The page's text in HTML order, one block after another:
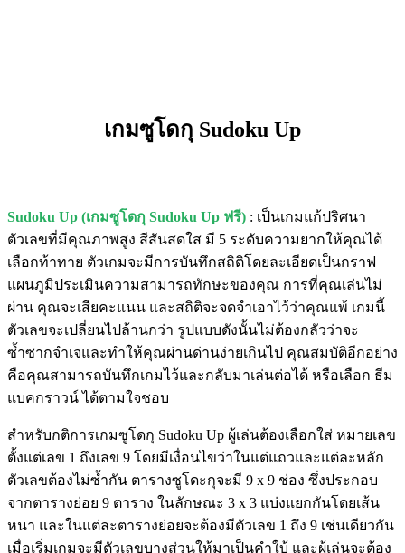
เกมซูโดกุ Sudoku Up
Sudoku Up (เกมซูโดกุ Sudoku Up ฟรี) : เป็นเกมแก้ปริศนา
ตัวเลขที่มีคุณภาพสูง สีสันสดใส มี 5 ระดับความยากให้คุณได้
เลือกท้าทาย ตัวเกมจะมีการบันทึกสถิติโดยละเอียดเป็นกราฟ
แผนภูมิประเมินความสามารถทักษะของคุณ การที่คุณเล่นไม่
ผ่าน คุณจะเสียคะแนน และสถิติจะจดจำเอาไว้ว่าคุณแพ้ เกมนี้
ตัวเลขจะเปลี่ยนไปล้านกว่า รูปแบบดังนั้นไม่ต้องกลัวว่าจะ
ซ้ำซากจำเจและทำให้คุณผ่านด่านง่ายเกินไป คุณสมบัติอีกอย่าง
คือคุณสามารถบันทึกเกมไว้และกลับมาเล่นต่อได้ หรือเลือก ธีม
แบคกราวน์ ได้ตามใจชอบ
สำหรับกติการเกมซูโดกุ Sudoku Up ผู้เล่นต้องเลือกใส่ หมายเลข
ตั้งแต่เลข 1 ถึงเลข 9 โดยมีเงื่อนไขว่าในแต่แถวและแต่ละหลัก
ตัวเลขต้องไม่ซ้ำกัน ตารางซูโดะกุจะมี 9 x 9 ช่อง ซึ่งประกอบ
จากตารางย่อย 9 ตาราง ในลักษณะ 3 x 3 แบ่งแยกกันโดยเส้น
หนา และในแต่ละตารางย่อยจะต้องมีตัวเลข 1 ถึง 9 เช่นเดียวกัน
เมื่อเริ่มเกมจะมีตัวเลขบางส่วนให้มาเป็นคำใบ้ และผู้เล่นจะต้อง